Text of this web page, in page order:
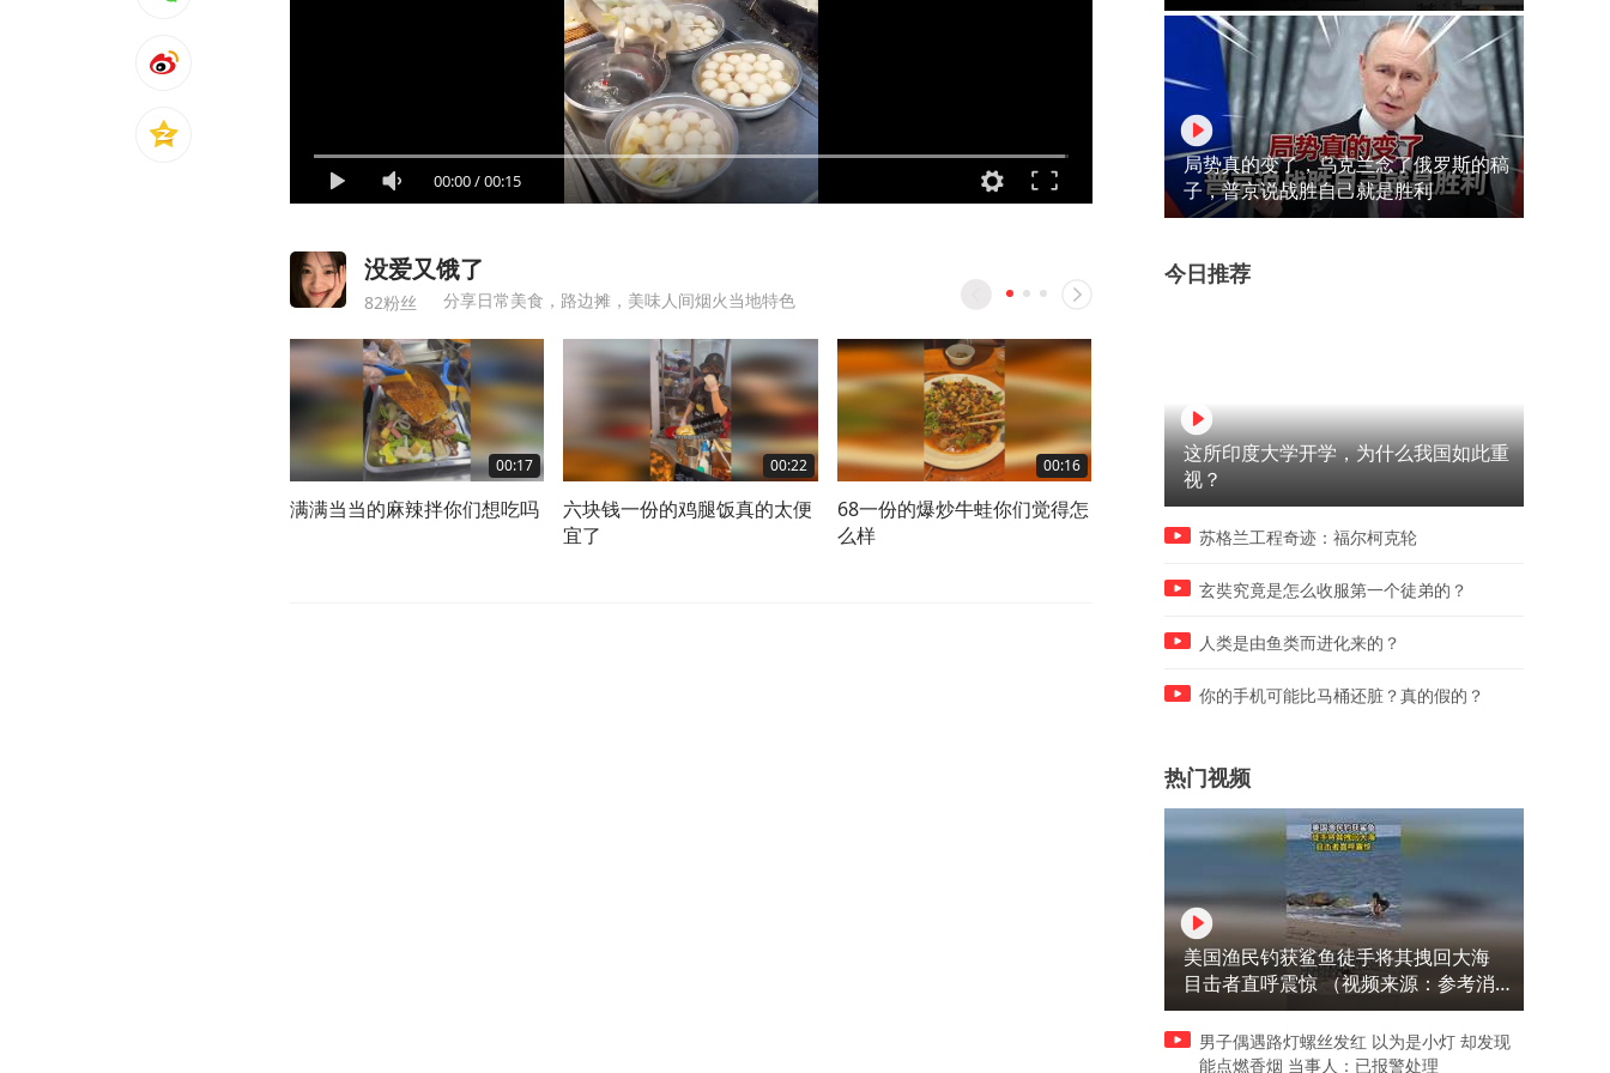
00:00/00:15
没爱又饿了
82粉丝 分享日常美食，路边摊，美味人间烟火当地特色
00:17
满满当当的麻辣拌你们想吃吗
00:22
六块钱一份的鸡腿饭真的太便
宜了
00:16
68一份的爆炒牛蛙你们觉得怎
么样
00:15
开封的特色早餐荆芥托
河南县城街头7块钱一份的特
色焖面
局势真的变了，乌克兰念了俄罗斯的稿
子，普京说战胜自己就是胜利
今日推荐
这所印度大学开学，为什么我国如此重
视？
苏格兰工程奇迹：福尔柯克轮
玄奘究竟是怎么收服第一个徒弟的？
人类是由鱼类而进化来的？
你的手机可能比马桶还脏？真的假的？
热门视频
美国渔民钓获鲨鱼徒手将其拽回大海
目击者直呼震惊 （视频来源：参考消
息）
男子偶遇路灯螺丝发红 以为是小灯 却发现
能点燃香烟 当事人：已报警处理